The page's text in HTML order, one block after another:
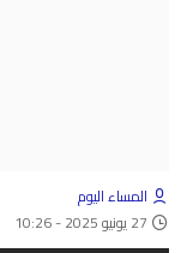
المساء اليوم
27 يونيو 2025 - 10:26